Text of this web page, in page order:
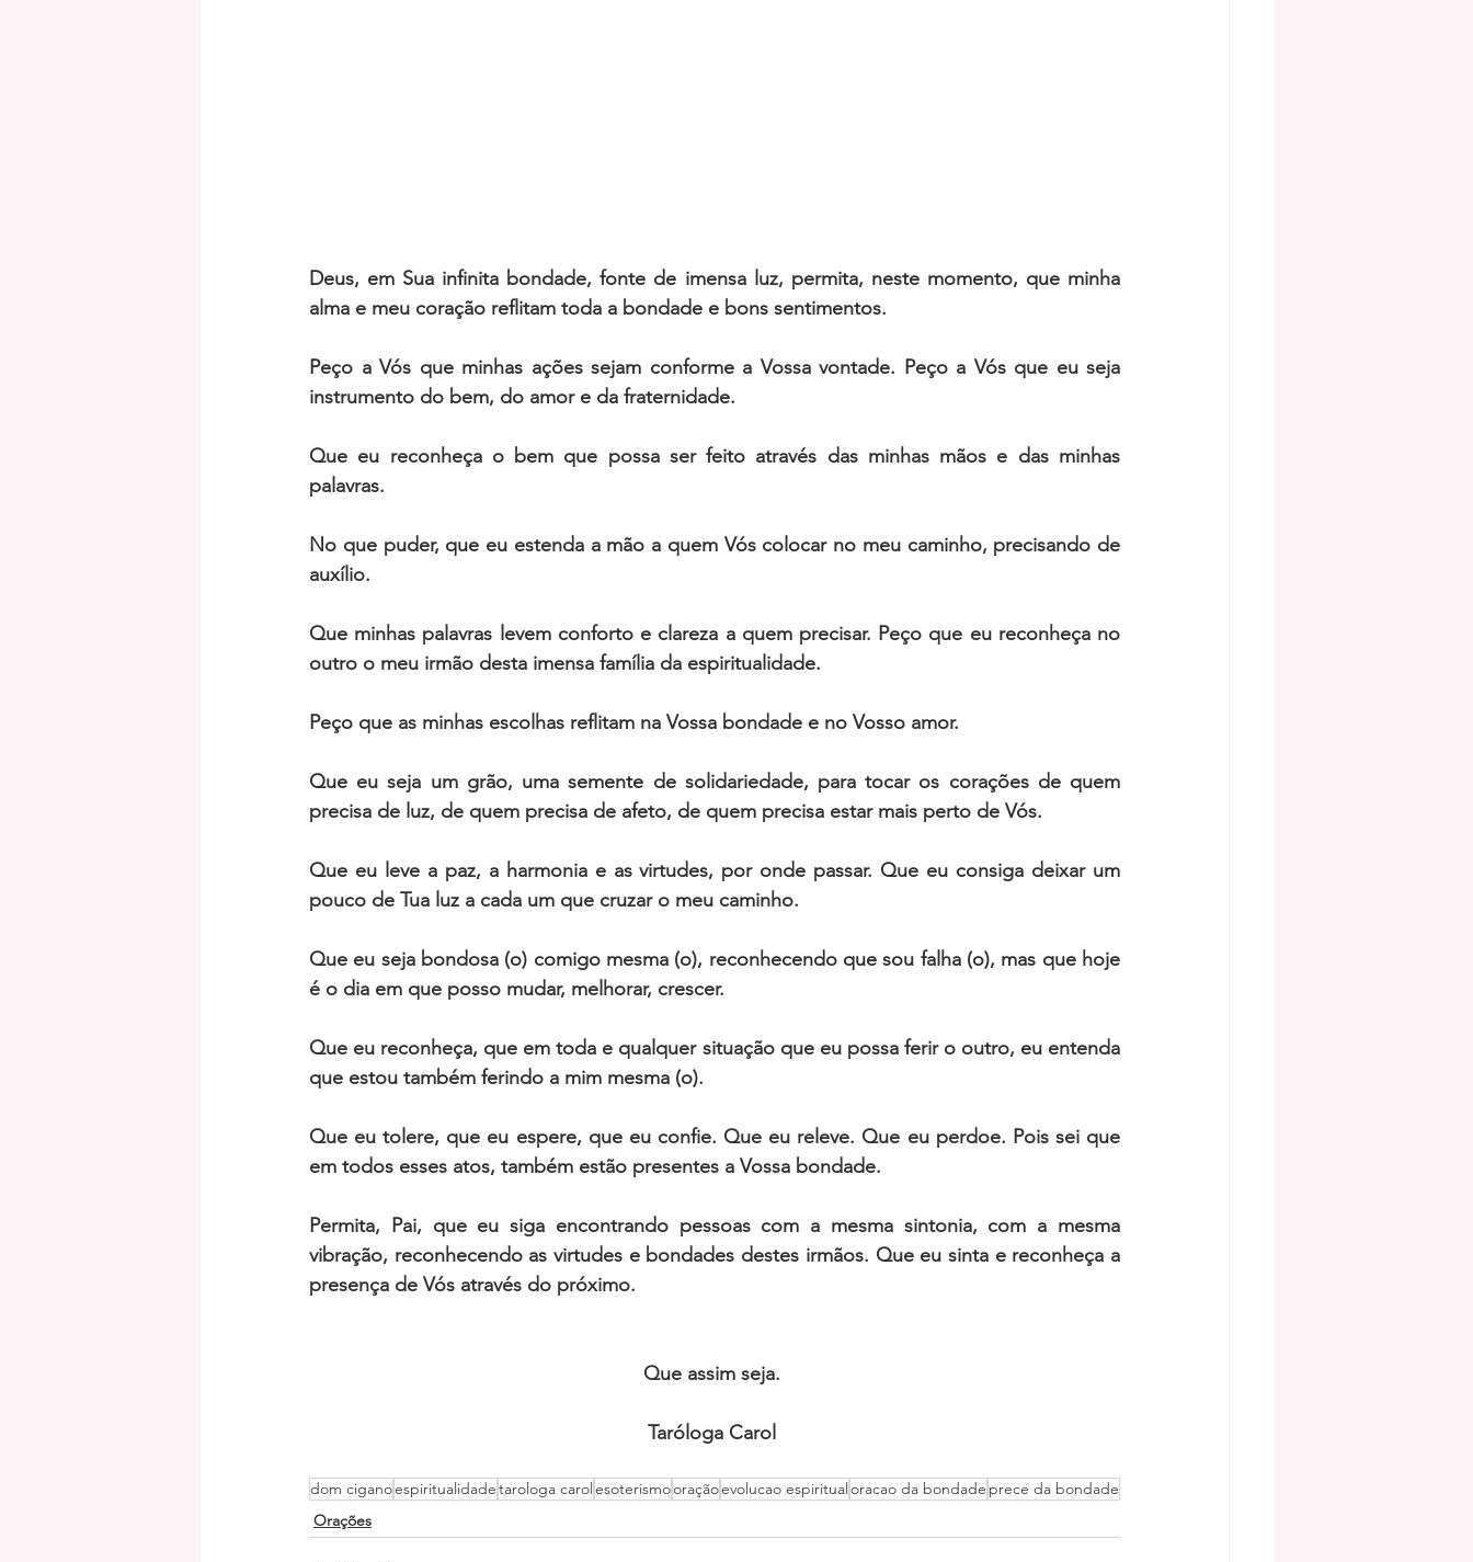
Deus, em Sua infinita bondade, fonte de imensa luz, permita, neste momento, que minha
alma e meu coração reflitam toda a bondade e bons sentimentos.
Peço a Vós que minhas ações sejam conforme a Vossa vontade. Peço a Vós que eu seja
instrumento do bem, do amor e da fraternidade.
Que eu reconheça o bem que possa ser feito através das minhas mãos e das minhas
palavras.
No que puder, que eu estenda a mão a quem Vós colocar no meu caminho, precisando de
auxílio.
Que minhas palavras levem conforto e clareza a quem precisar. Peço que eu reconheça no
outro o meu irmão desta imensa família da espiritualidade.
Peço que as minhas escolhas reflitam na Vossa bondade e no Vosso amor.
Que eu seja um grão, uma semente de solidariedade, para tocar os corações de quem
precisa de luz, de quem precisa de afeto, de quem precisa estar mais perto de Vós.
Que eu leve a paz, a harmonia e as virtudes, por onde passar. Que eu consiga deixar um
pouco de Tua luz a cada um que cruzar o meu caminho.
Que eu seja bondosa (o) comigo mesma (o), reconhecendo que sou falha (o), mas que hoje
é o dia em que posso mudar, melhorar, crescer.
Que eu reconheça, que em toda e qualquer situação que eu possa ferir o outro, eu entenda
que estou também ferindo a mim mesma (o).
Que eu tolere, que eu espere, que eu confie. Que eu releve. Que eu perdoe. Pois sei que
em todos esses atos, também estão presentes a Vossa bondade.
Permita, Pai, que eu siga encontrando pessoas com a mesma sintonia, com a mesma
vibração, reconhecendo as virtudes e bondades destes irmãos. Que eu sinta e reconheça a
presença de Vós através do próximo.
Que assim seja.
Taróloga Carol
dom ciganoespiritualidadetarologa carolesoterismooraçãoevolucao espiritualoracao da bondade prece da bondade
Orações